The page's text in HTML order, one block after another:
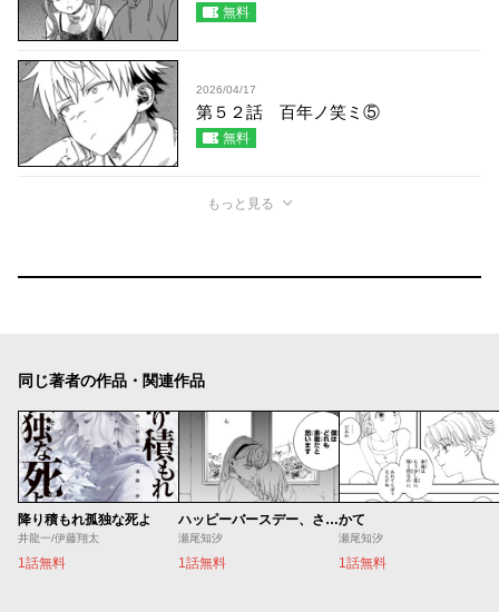
無料
2026/04/17
第５２話 百年ノ笑ミ⑤
無料
もっと見る
同じ著者の作品・関連作品
降り積もれ孤独な死よ
井龍一/伊藤翔太
1話無料
ハッピーバースデー、さよなら
瀬尾知汐
1話無料
かて
瀬尾知汐
1話無料